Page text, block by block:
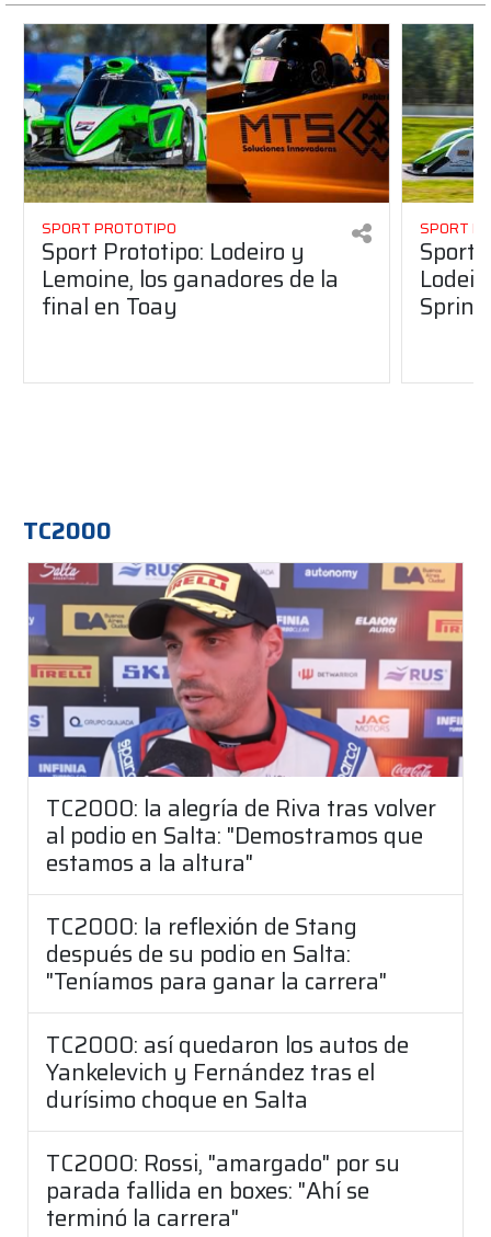
SPORT PROTOTIPO
Sport Prototipo: Lodeiro y
Lemoine, los ganadores de la
final en Toay
SPORT
Sport
Sprint
TC2000
TC2000: la alegría de Riva tras volver
al podio en Salta: "Demostramos que
estamos a la altura"
TC2000: la reflexión de Stang
después de su podio en Salta:
"Teníamos para ganar la carrera"
TC2000: así quedaron los autos de
Yankelevich y Fernández tras el
durísimo choque en Salta
TC2000: Rossi, "amargado" por su
parada fallida en boxes: "Ahí se
terminó la carrera"